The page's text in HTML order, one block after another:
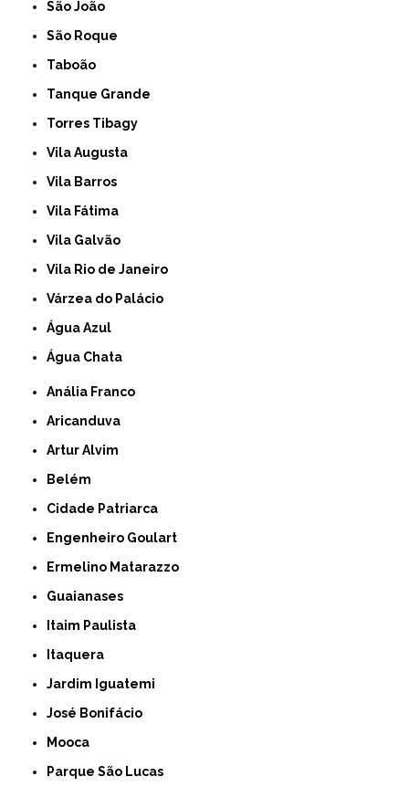
São João
São Roque
Taboão
Tanque Grande
Torres Tibagy
Vila Augusta
Vila Barros
Vila Fátima
Vila Galvão
Vila Rio de Janeiro
Várzea do Palácio
Água Azul
Água Chata
Anália Franco
Aricanduva
Artur Alvim
Belém
Cidade Patriarca
Engenheiro Goulart
Ermelino Matarazzo
Guaianases
Itaim Paulista
Itaquera
Jardim Iguatemi
José Bonifácio
Mooca
Parque São Lucas